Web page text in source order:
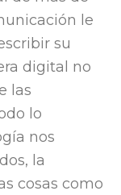
le
su
digital no
las
lo
nos
la
cosas como